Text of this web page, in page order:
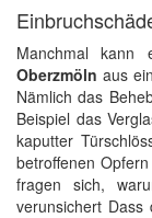
Manchmal
Oberzmöln aus
Nämlich das
Beispiel das
kaputter
betroffenen
fragen sich,
verunsichert